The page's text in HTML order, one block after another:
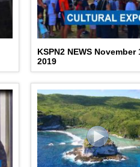
KSPN2 NEWS November
2019